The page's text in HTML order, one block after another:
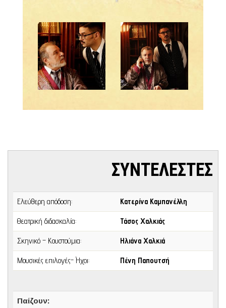
ΣΥΝΤΕΛΕΣΤΕΣ
Ελεύθερη απόδοση: Κατερίνα Καμπανέλλη
Θεατρική διδασκαλία: Τάσος Χαλκιάς
Σκηνικό – Κουστούμια: Ηλιάνα Χαλκιά
Μουσικές επιλογές- Ήχοι: Πένη Παπουτσή
Παίζουν: